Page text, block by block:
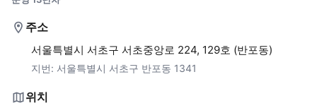
주소
서울특별시 서초구 서초중앙로 224, 129호 (반포동)
지번: 서울특별시 서초구 반포동 1341
위치